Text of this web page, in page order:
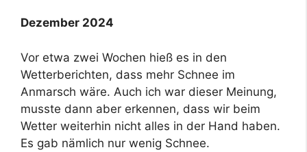
Dezember 2024
Vor etwa zwei Wochen hieß es in den
Wetterberichten, dass mehr Schnee im
Anmarsch wäre. Auch ich war dieser Meinung,
musste dann aber erkennen, dass wir beim
Wetter weiterhin nicht alles in der Hand haben.
Es gab nämlich nur wenig Schnee.